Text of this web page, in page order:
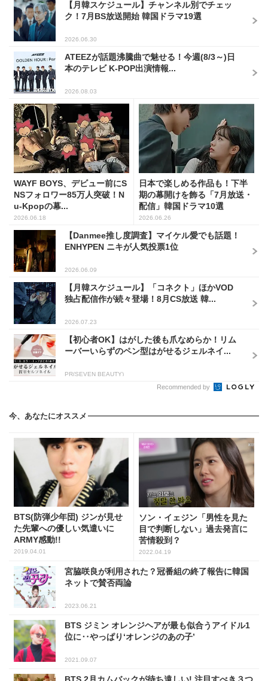
【月韓スケジュール】チャンネル別でチェッ
ク！7月BS放送開始 韓国ドラマ19選
2026.06.30
ATEEZが話題沸騰曲で魅せる！今週(8/3～)日
本のテレビ K-POP出演情報...
2026.08.03
WAYF BOYS、デビュー前にS
NSフォロワー85万人突破！N
u-Kpopの幕...
2026.06.18
日本で楽しめる作品も！下半
期の幕開けを飾る「7月放送・
配信」韓国ドラマ10選
2026.06.26
【Danmee推し度調査】マイケル愛でも話題！
ENHYPEN ニキが人気投票1位
2026.06.09
【月韓スケジュール】「コネクト」ほかVOD
独占配信作が続々登場！8月CS放送 韓...
2026.07.23
【初心者OK】はがした後も爪なめらか！リム
ーバーいらずのペン型はがせるジェルネイ...
PR(SEVEN BEAUTY)
Recommended by
今、あなたにオススメ
BTS(防弾少年団) ジンが見せ
た先輩への優しい気遣いに
ARMY感動!!
2019.04.01
ソン・イェジン「男性を見た
目で判断しない」過去発言に
苦情殺到？
2022.04.19
宮脇咲良が利用された？冠番組の終了報告に韓国
ネットで賛否両論
2023.06.21
BTS ジミン オレンジヘアが最も似合うアイドル1
位に‥やっぱり‘オレンジのあの子’
2021.09.07
BTS 2月カムバックが待ち遠しい! 注目すべき３つ